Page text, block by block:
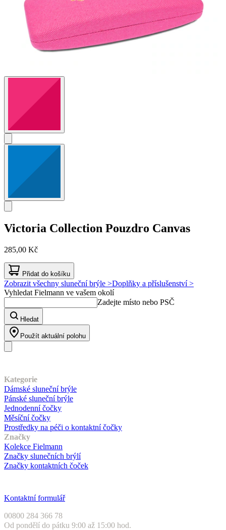
Victoria Collection Pouzdro Canvas
285,00 Kč
Přidat do košíku
Zobrazit všechny sluneční brýle >Doplňky a příslušenství >
Vyhledat Fielmann ve vašem okolí
Zadejte místo nebo PSČ
Hledat
Použít aktuální polohu
Kategorie
Dámské sluneční brýle
Pánské sluneční brýle
Jednodenní čočky
Měsíční čočky
Prostředky na péči o kontaktní čočky
Značky
Kolekce Fielmann
Značky slunečních brýlí
Značky kontaktních čoček
Kontaktní formulář
00800 284 366 78
Od pondělí do pátku 9:00 až 15:00 hod.